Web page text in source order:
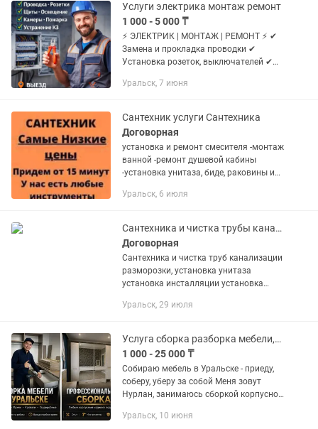
Услуги электрика монтаж ремонт
1 000 - 5 000 ₸
⚡ ЭЛЕКТРИК | МОНТАЖ | РЕМОНТ ⚡ ✔
Замена и прокладка проводки ✔
Установка розеток, выключателей ✔
✔ Устранение короткого замыкания ✔
Уральск, 7 июня
Сантехник услуги Сантехника
Договорная
установка и ремонт смесителя -монтаж
ванной -ремонт душевой кабины
-установка унитаза, биде, раковины и
-замена радиаторов отопления и
Уральск, 6 июля
Сантехника и чистка трубы канализации
Договорная
Сантехника и чистка труб канализации
разморозки, установка унитаза
установка инсталляции установка
установка Аристон установка
машинка...
Уральск, 29 июля
Услуга сборка разборка мебели,мелкосрочный ремонт мебельщик.
1 000 - 25 000 ₸
Собираю мебель в Уральске - приеду,
соберу, уберу за собой Меня зовут
Нурлан, занимаюсь сборкой корпусной
профессиональным инструментом,
Уральск, 10 июня